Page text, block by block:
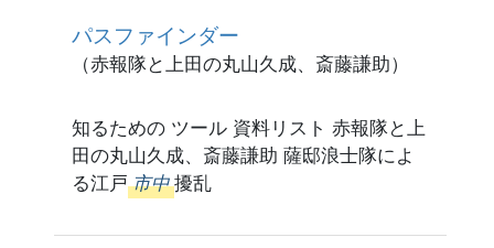
パスファインダー
（赤報隊と上田の丸山久成、斎藤謙助）
知るための ツール 資料リスト 赤報隊と上
田の丸山久成、斎藤謙助 薩邸浪士隊によ
る江戸 市中 擾乱